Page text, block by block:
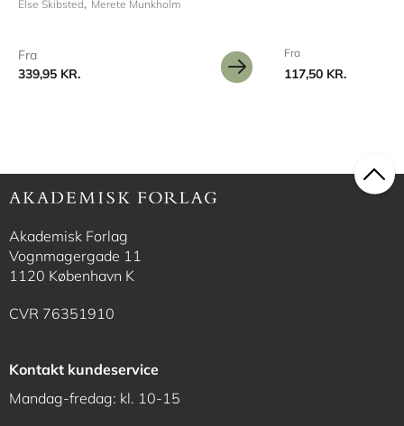
Else Skibsted Merete Munkholm
Fra
339,95 KR.
Fra
117,50 KR.
Akademisk Forlag
Vognmagergade 11
1120 København K
CVR 76351910
Kontakt kundeservice
Mandag-fredag: kl. 10-15